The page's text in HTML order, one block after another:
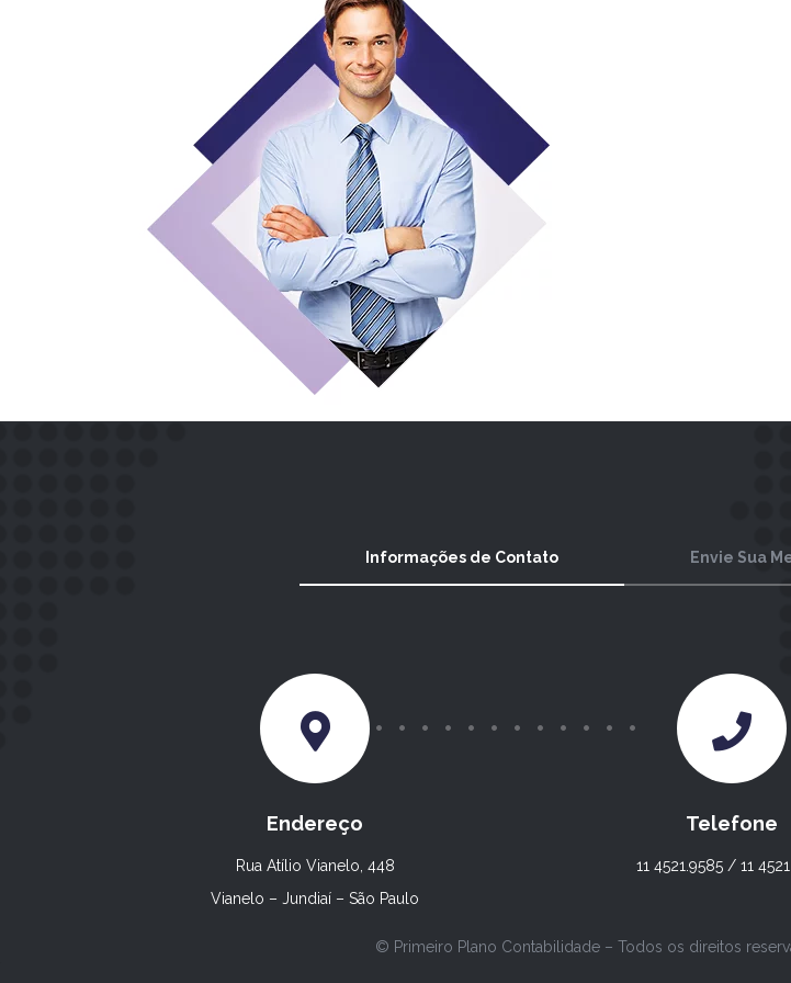
Informações de Contato Envie Sua
Endereço
Rua Atílio Vianelo, 448
Vianelo – Jundiaí – São Paulo
Telefone
11 4521.9585 / 11
© Primeiro Plano Contabilidade – Todos os direitos